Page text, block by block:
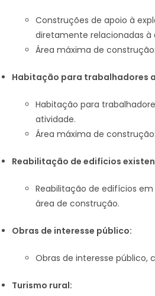
Construções de apoio à
diretamente relacionadas à
Área máxima de
Habitação para trabalhadores
Habitação para
atividade.
Área máxima de construção:
Reabilitação de edifícios
Reabilitação de edifícios
área de construção.
Obras de interesse público:
Obras de interesse
Turismo rural: